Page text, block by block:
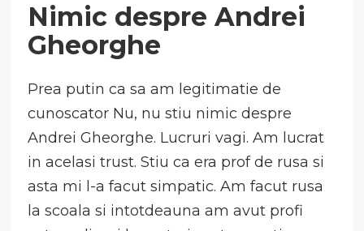
Nimic despre Andrei
Gheorghe
Prea putin ca sa am legitimatie de
cunoscator Nu, nu stiu nimic despre
Andrei Gheorghe. Lucruri vagi. Am lucrat
in acelasi trust. Stiu ca era prof de rusa si
asta mi l-a facut simpatic. Am facut rusa
la scoala si intotdeauna am avut profi